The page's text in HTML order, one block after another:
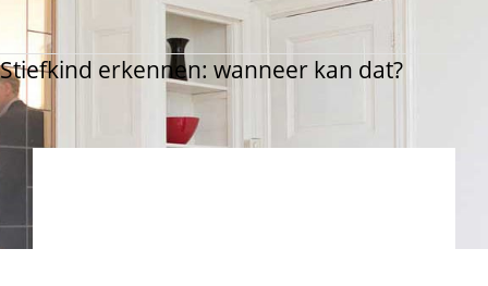
Stiefkind erkennen: wanneer kan dat?